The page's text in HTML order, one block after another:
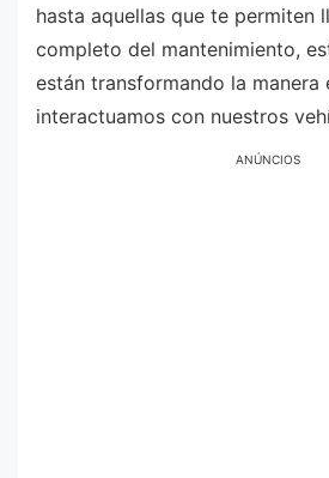
hasta aquellas que te permiten
completo del mantenimiento,
están transformando la manera
interactuamos con nuestros
ANÚNCIOS